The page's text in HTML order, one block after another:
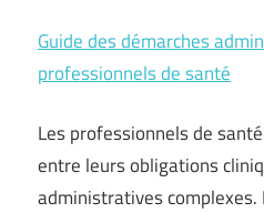
Guide des démarches
professionnels de santé
Les professionnels de
entre leurs obligations
administratives complexes.